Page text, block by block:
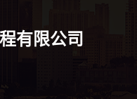
有限公司